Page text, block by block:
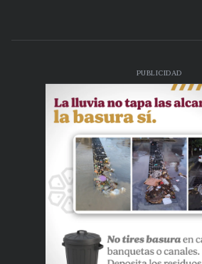
PUBLICIDAD